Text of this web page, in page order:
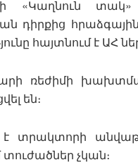
«Կաղնուն տակ»
դիրքից
հայտնում է ԱՀ
ռեժիմի
են։
է տրակտորի
տուժածներ չկան։